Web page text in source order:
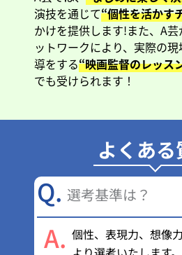
演技を通じて“個性を活かす
かけを提供します!また、A
ットワークにより、実際の
導をする“映画監督のレッス
でも受けられます！
よくある
Q. 選考基準は？
A. 個性、表現力、想像